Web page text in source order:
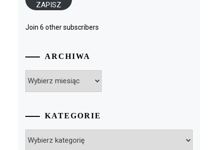
ZAPISZ
Join 6 other subscribers
ARCHIWA
KATEGORIE